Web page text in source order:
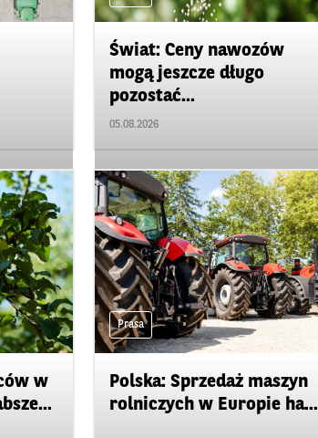
Świat: Ceny nawozów
mogą jeszcze długo
pozostać...
05.08.2026
w
Prasa
Polska: Sprzedaż maszyn
rolniczych w Europie ha...